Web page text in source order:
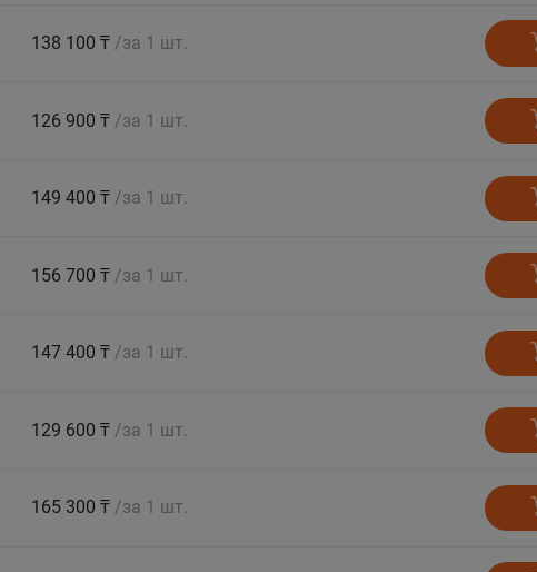
138 100 ₸ /за 1 шт.
126 900 ₸ /за 1 шт.
149 400 ₸ /за 1 шт.
156 700 ₸ /за 1 шт.
147 400 ₸ /за 1 шт.
129 600 ₸ /за 1 шт.
165 300 ₸ /за 1 шт.